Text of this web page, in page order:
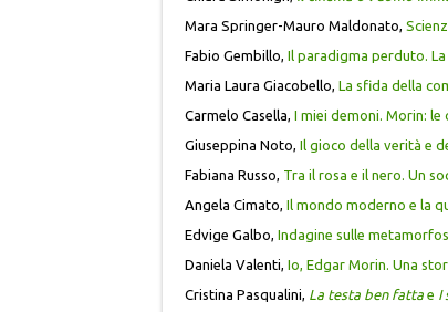
Mara Springer-Mauro Maldonato,
Fabio Gembillo, Il paradigma perduto.
Maria Laura Giacobello, La sfida della
Carmelo Casella, I miei demoni. Morin: le
Giuseppina Noto, Il gioco della verità e
Fabiana Russo, Tra il rosa e il nero. Un
Angela Cimato, Il mondo moderno e la
Edvige Galbo, Indagine sulle
Daniela Valenti, Io, Edgar Morin. Una
Cristina Pasqualini, La testa ben fatta e I